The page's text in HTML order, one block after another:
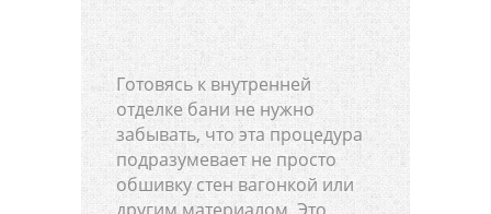
Готовясь к внутренней
отделке бани не нужно
забывать, что эта процедура
подразумевает не просто
обшивку стен вагонкой или